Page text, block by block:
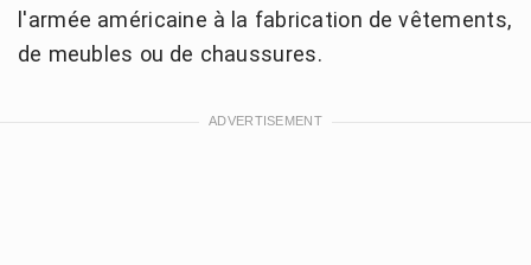
l'armée américaine à la fabrication de vêtements,
de meubles ou de chaussures.